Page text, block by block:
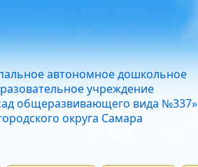
автономное дошкольное
учреждение
общеразвивающего вида №337»
округа Самара